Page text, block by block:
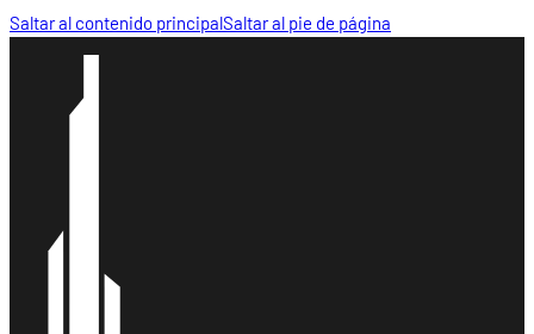
Saltar al contenido principalSaltar al pie de página